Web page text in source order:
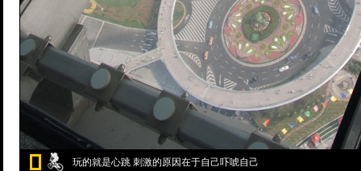
玩的就是心跳 刺激的原因在于自己吓唬自己